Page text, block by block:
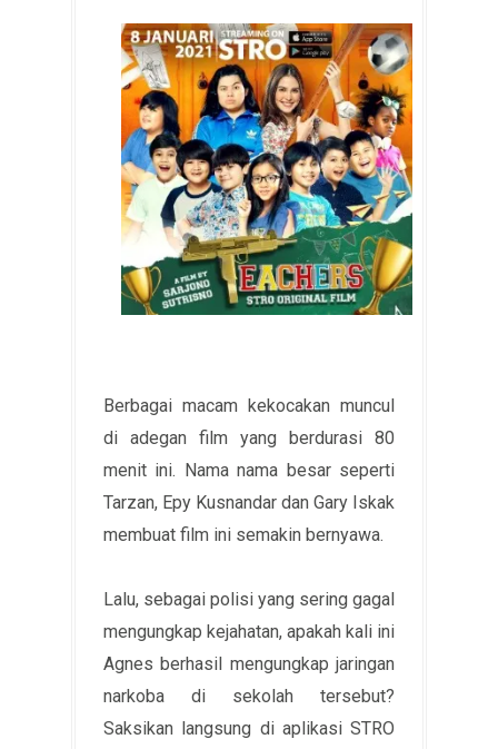
Berbagai macam kekocakan muncul
di adegan film yang berdurasi 80
menit ini. Nama nama besar seperti
Tarzan, Epy Kusnandar dan Gary Iskak
membuat film ini semakin bernyawa.
Lalu, sebagai polisi yang sering gagal
mengungkap kejahatan, apakah kali ini
Agnes berhasil mengungkap jaringan
narkoba di sekolah tersebut?
Saksikan langsung di aplikasi STRO